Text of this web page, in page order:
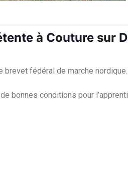
à Couture sur
brevet fédéral de marche nordique.
bonnes conditions pour